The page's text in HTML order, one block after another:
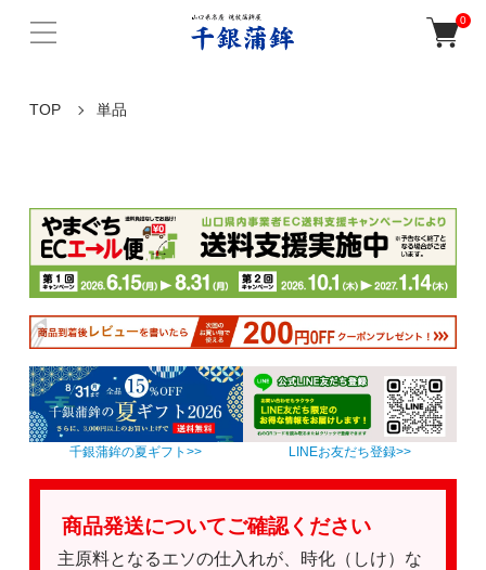
0
TOP 単品
千銀蒲鉾の夏ギフト>> LINEお友だち登録>>
商品発送についてご確認ください
主原料となるエソの仕入れが、時化（しけ）な